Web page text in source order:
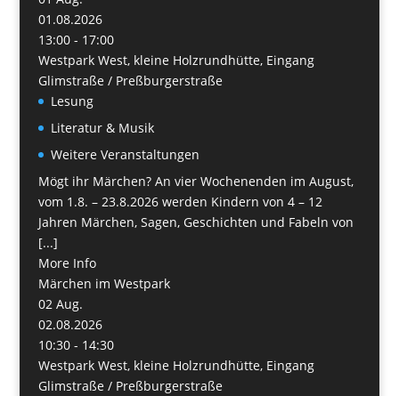
01.08.2026
13:00 - 17:00
Westpark West, kleine Holzrundhütte, Eingang
Glimstraße / Preßburgerstraße
Lesung
Literatur & Musik
Weitere Veranstaltungen
Mögt ihr Märchen? An vier Wochenenden im August,
vom 1.8. – 23.8.2026 werden Kindern von 4 – 12
Jahren Märchen, Sagen, Geschichten und Fabeln von
[...]
More Info
Märchen im Westpark
02 Aug.
02.08.2026
10:30 - 14:30
Westpark West, kleine Holzrundhütte, Eingang
Glimstraße / Preßburgerstraße